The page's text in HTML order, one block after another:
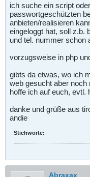
ich suche ein script
passwortgeschützten
anbieten/realisieren
eingeloggt hat, soll z.b.
und tel. nummer schon
vorzugsweise in php
gibts da etwas, wo ich
web gesucht aber noch
hoffe ich auf euch, evtl.
danke und grüße aus
andie
Stichworte: -
Abraxax